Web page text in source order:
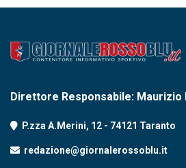
Direttore Responsabile: Maurizio
P.zza A.Merini, 12 - 74121 Taranto
redazione@giornalerossoblu.it